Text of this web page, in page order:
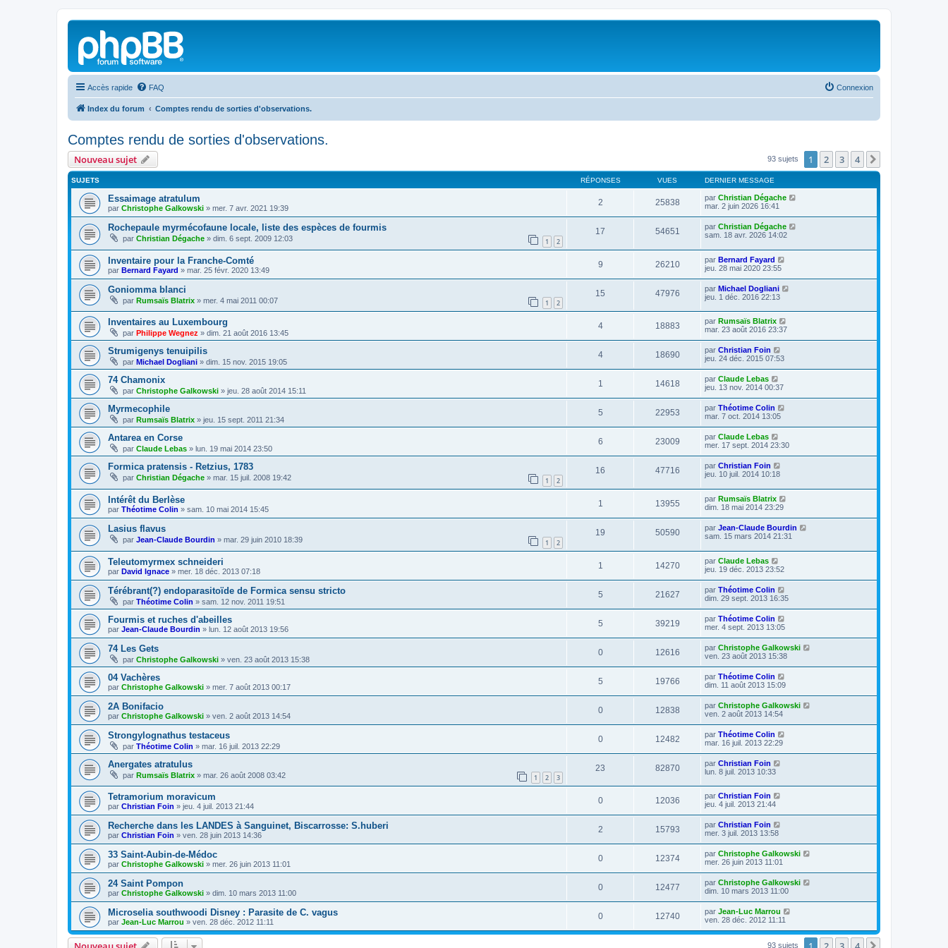
Accès rapide FAQ Connexion
Index du forum Comptes rendu de sorties d'observations.
Comptes rendu de sorties d'observations.
Nouveau sujet 93 sujets 1 2 3 4
SUJETS RÉPONSES VUES DERNIER MESSAGE
Essaimage atratulum
par Christophe Galkowski » mer. 7 avr. 2021 19:39
2 25838 par Christian Dégache
mar. 2 juin 2026 16:41
Rochepaule myrmécofaune locale, liste des espèces de fourmis
par Christian Dégache » dim. 6 sept. 2009 12:03 1 2
17 54651 par Christian Dégache
sam. 18 avr. 2026 14:02
Inventaire pour la Franche-Comté
par Bernard Fayard » mar. 25 févr. 2020 13:49
9 26210 par Bernard Fayard
jeu. 28 mai 2020 23:55
Goniomma blanci
par Rumsaïs Blatrix » mer. 4 mai 2011 00:07 1 2
15 47976 par Michael Dogliani
jeu. 1 déc. 2016 22:13
Inventaires au Luxembourg
par Philippe Wegnez » dim. 21 août 2016 13:45
4 18883 par Rumsaïs Blatrix
mar. 23 août 2016 23:37
Strumigenys tenuipilis
par Michael Dogliani » dim. 15 nov. 2015 19:05
4 18690 par Christian Foin
jeu. 24 déc. 2015 07:53
74 Chamonix
par Christophe Galkowski » jeu. 28 août 2014 15:11
1 14618 par Claude Lebas
jeu. 13 nov. 2014 00:37
Myrmecophile
par Rumsaïs Blatrix » jeu. 15 sept. 2011 21:34
5 22953 par Théotime Colin
mar. 7 oct. 2014 13:05
Antarea en Corse
par Claude Lebas » lun. 19 mai 2014 23:50
6 23009 par Claude Lebas
mer. 17 sept. 2014 23:30
Formica pratensis - Retzius, 1783
par Christian Dégache » mar. 15 juil. 2008 19:42 1 2
16 47716 par Christian Foin
jeu. 10 juil. 2014 10:18
Intérêt du Berlèse
par Théotime Colin » sam. 10 mai 2014 15:45
1 13955 par Rumsaïs Blatrix
dim. 18 mai 2014 23:29
Lasius flavus
par Jean-Claude Bourdin » mar. 29 juin 2010 18:39 1 2
19 50590 par Jean-Claude Bourdin
sam. 15 mars 2014 21:31
Teleutomyrmex schneideri
par David Ignace » mer. 18 déc. 2013 07:18
1 14270 par Claude Lebas
jeu. 19 déc. 2013 23:52
Térébrant(?) endoparasitoïde de Formica sensu stricto
par Théotime Colin » sam. 12 nov. 2011 19:51
5 21627 par Théotime Colin
dim. 29 sept. 2013 16:35
Fourmis et ruches d'abeilles
par Jean-Claude Bourdin » lun. 12 août 2013 19:56
5 39219 par Théotime Colin
mer. 4 sept. 2013 13:05
74 Les Gets
par Christophe Galkowski » ven. 23 août 2013 15:38
0 12616 par Christophe Galkowski
ven. 23 août 2013 15:38
04 Vachères
par Christophe Galkowski » mer. 7 août 2013 00:17
5 19766 par Théotime Colin
dim. 11 août 2013 15:09
2A Bonifacio
par Christophe Galkowski » ven. 2 août 2013 14:54
0 12838 par Christophe Galkowski
ven. 2 août 2013 14:54
Strongylognathus testaceus
par Théotime Colin » mar. 16 juil. 2013 22:29
0 12482 par Théotime Colin
mar. 16 juil. 2013 22:29
Anergates atratulus
par Rumsaïs Blatrix » mar. 26 août 2008 03:42 1 2 3
23 82870 par Christian Foin
lun. 8 juil. 2013 10:33
Tetramorium moravicum
par Christian Foin » jeu. 4 juil. 2013 21:44
0 12036 par Christian Foin
jeu. 4 juil. 2013 21:44
Recherche dans les LANDES à Sanguinet, Biscarrosse: S.huberi
par Christian Foin » ven. 28 juin 2013 14:36
2 15793 par Christian Foin
mer. 3 juil. 2013 13:58
33 Saint-Aubin-de-Médoc
par Christophe Galkowski » mer. 26 juin 2013 11:01
0 12374 par Christophe Galkowski
mer. 26 juin 2013 11:01
24 Saint Pompon
par Christophe Galkowski » dim. 10 mars 2013 11:00
0 12477 par Christophe Galkowski
dim. 10 mars 2013 11:00
Microselia southwoodi Disney : Parasite de C. vagus
par Jean-Luc Marrou » ven. 28 déc. 2012 11:11
0 12740 par Jean-Luc Marrou
ven. 28 déc. 2012 11:11
93 sujets